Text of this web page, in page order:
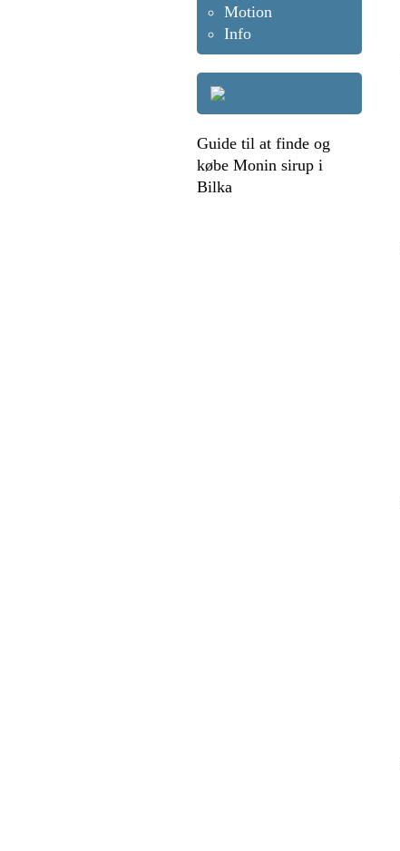
Motion
Info
Guide til at finde og
købe Monin sirup i
Bilka